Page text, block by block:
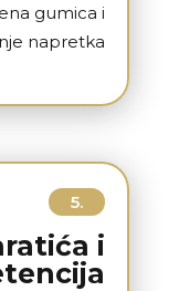
gumica i
napretka
5.
i